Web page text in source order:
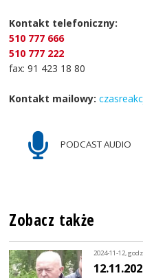
Kontakt telefoniczny:
510 777 666
510 777 222
fax: 91 423 18 80
Kontakt mailowy:
PODCAST AUDIO
Zobacz także
2024-11-12,